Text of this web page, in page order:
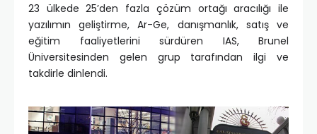
23 ülkede 25’den fazla çözüm ortağı aracılığı ile
yazılımın geliştirme, Ar-Ge, danışmanlık, satış ve
eğitim faaliyetlerini sürdüren IAS, Brunel
Üniversitesinden gelen grup tarafından ilgi ve
takdirle dinlendi.